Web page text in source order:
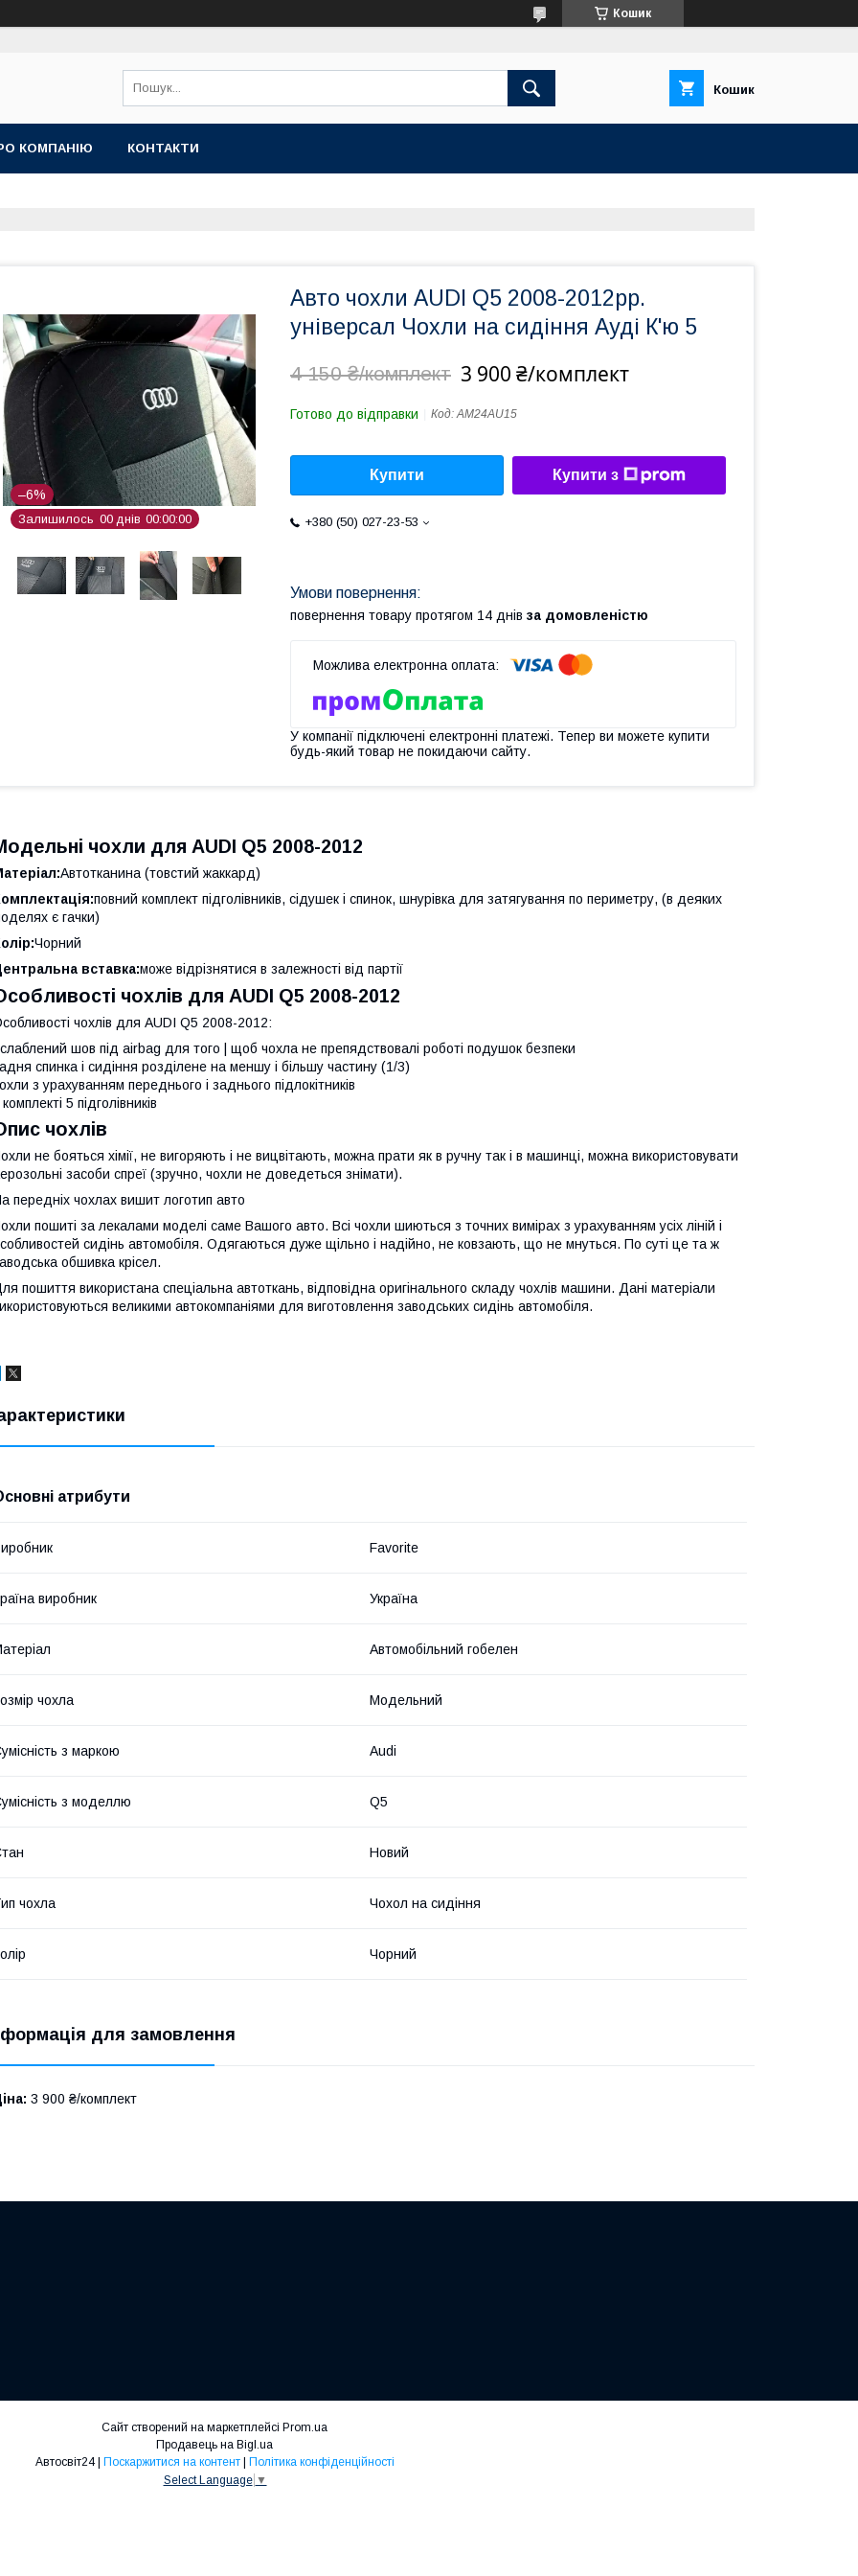
Кошик
Кошик
КОМПАНІЮ КОНТАКТИ
–6%
Залишилось 00 днів 00 00 00
Авто чохли AUDI Q5 2008-2012рр.
універсал Чохли на сидіння Ауді К'ю 5
4 150 ₴/комплект 3 900 ₴/комплект
Готово до відправки Код:AM24AU15
Купити Купити з
+380 (50) 027-23-53
повернення товару протягом 14 днів за домовленістю
У компанії підключені електронні платежі. Тепер ви можете купити
будь-який товар не покидаючи сайту.
чохли для AUDI Q5 2008-2012
Автотканина (товстий жаккард)
повний комплект підголівників, сідушек і спинок, шнурівка для затягування по периметру, (в деяких
є гачки)
Чорний
вставка:може відрізнятися в залежності від партії
чохлів для AUDI Q5 2008-2012
чохлів для AUDI Q5 2008-2012:
шов під airbag для того | щоб чохла не препядствовалі роботі подушок безпеки
спинка і сидіння розділене на меншу і більшу частину (1/3)
з урахуванням переднього і заднього підлокітників
5 підголівників
чохлів
не бояться хімії, не вигоряють і не вицвітають, можна прати як в ручну так і в машинці, можна використовувати
засоби спреї (зручно, чохли не доведеться знімати).
передніх чохлах вишит логотип авто
пошиті за лекалами моделі саме Вашого авто. Всі чохли шиються з точних вимірах з урахуванням усіх ліній і
сидінь автомобіля. Одягаються дуже щільно і надійно, не ковзають, що не мнуться. По суті це та ж
обшивка крісел.
пошиття використана спеціальна автоткань, відповідна оригінального складу чохлів машини. Дані матеріали
великими автокомпаніями для виготовлення заводських сидінь автомобіля.
атрибути
Favorite
виробник Україна
Автомобільний гобелен
чохла Модельний
з маркою Audi
з моделлю Q5
Новий
чохла Чохол на сидіння
Чорний
для замовлення
3 900 ₴/комплект
Сайт створений на маркетплейсі Prom.ua
Продавець на Bigl.ua
Поскаржитися на контент
Політика конфіденційності
Select Language ▼